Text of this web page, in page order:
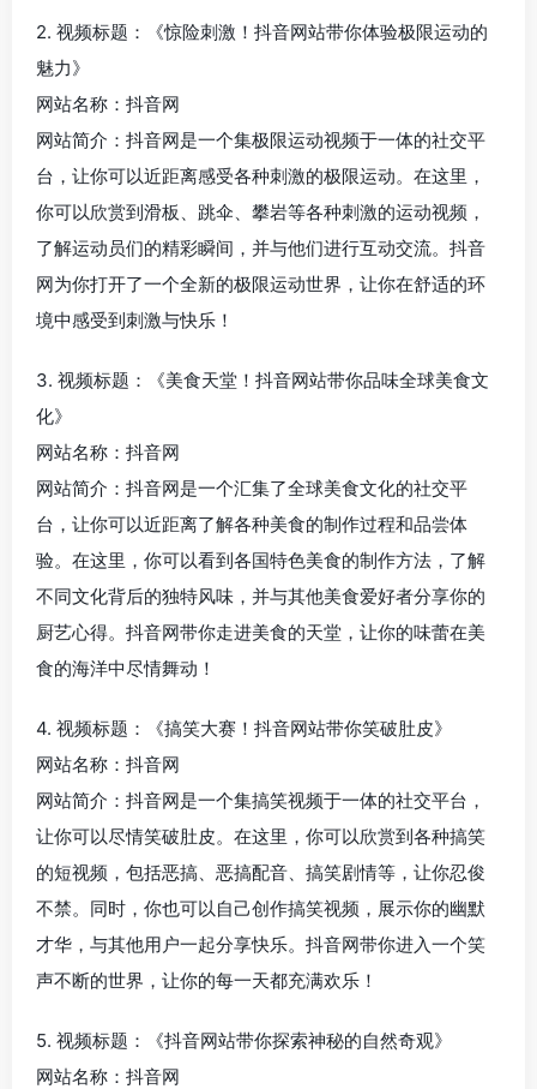
2. 视频标题：《惊险刺激！抖音网站带你体验极限运动的
魅力》
网站名称：抖音网
网站简介：抖音网是一个集极限运动视频于一体的社交平
台，让你可以近距离感受各种刺激的极限运动。在这里，
你可以欣赏到滑板、跳伞、攀岩等各种刺激的运动视频，
了解运动员们的精彩瞬间，并与他们进行互动交流。抖音
网为你打开了一个全新的极限运动世界，让你在舒适的环
境中感受到刺激与快乐！
3. 视频标题：《美食天堂！抖音网站带你品味全球美食文
化》
网站名称：抖音网
网站简介：抖音网是一个汇集了全球美食文化的社交平
台，让你可以近距离了解各种美食的制作过程和品尝体
验。在这里，你可以看到各国特色美食的制作方法，了解
不同文化背后的独特风味，并与其他美食爱好者分享你的
厨艺心得。抖音网带你走进美食的天堂，让你的味蕾在美
食的海洋中尽情舞动！
4. 视频标题：《搞笑大赛！抖音网站带你笑破肚皮》
网站名称：抖音网
网站简介：抖音网是一个集搞笑视频于一体的社交平台，
让你可以尽情笑破肚皮。在这里，你可以欣赏到各种搞笑
的短视频，包括恶搞、恶搞配音、搞笑剧情等，让你忍俊
不禁。同时，你也可以自己创作搞笑视频，展示你的幽默
才华，与其他用户一起分享快乐。抖音网带你进入一个笑
声不断的世界，让你的每一天都充满欢乐！
5. 视频标题：《抖音网站带你探索神秘的自然奇观》
网站名称：抖音网